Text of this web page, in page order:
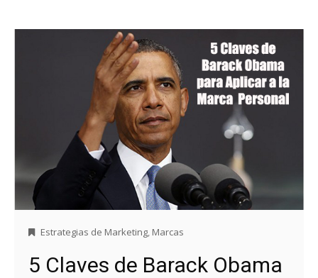
Estrategias de Marketing, Marcas
5 Claves de Barack Obama